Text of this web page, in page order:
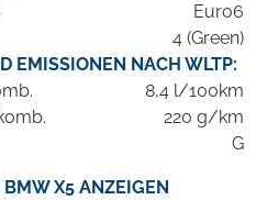
Euro6
4 (Green)
EMISSIONEN NACH WLTP:
8,4 l/100km
220 g/km
G
X5 ANZEIGEN